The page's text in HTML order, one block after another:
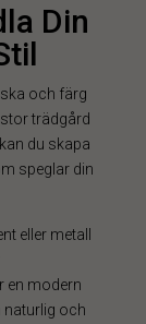
Din
och färg
trädgård
du skapa
speglar din
eller metall
en modern
naturlig och